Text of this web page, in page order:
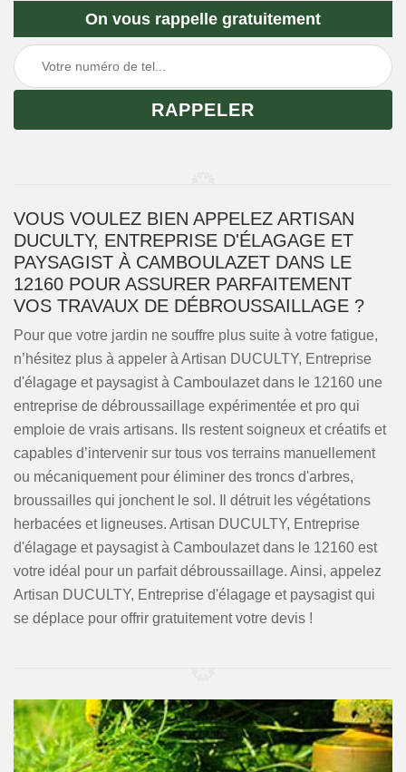
On vous rappelle gratuitement
VOUS VOULEZ BIEN APPELEZ ARTISAN
DUCULTY, ENTREPRISE D'ÉLAGAGE ET
PAYSAGIST À CAMBOULAZET DANS LE
12160 POUR ASSURER PARFAITEMENT
VOS TRAVAUX DE DÉBROUSSAILLAGE ?
Pour que votre jardin ne souffre plus suite à votre fatigue,
n’hésitez plus à appeler à Artisan DUCULTY, Entreprise
d'élagage et paysagist à Camboulazet dans le 12160 une
entreprise de débroussaillage expérimentée et pro qui
emploie de vrais artisans. Ils restent soigneux et créatifs et
capables d’intervenir sur tous vos terrains manuellement
ou mécaniquement pour éliminer des troncs d'arbres,
broussailles qui jonchent le sol. Il détruit les végétations
herbacées et ligneuses. Artisan DUCULTY, Entreprise
d'élagage et paysagist à Camboulazet dans le 12160 est
votre idéal pour un parfait débroussaillage. Ainsi, appelez
Artisan DUCULTY, Entreprise d'élagage et paysagist qui
se déplace pour offrir gratuitement votre devis !